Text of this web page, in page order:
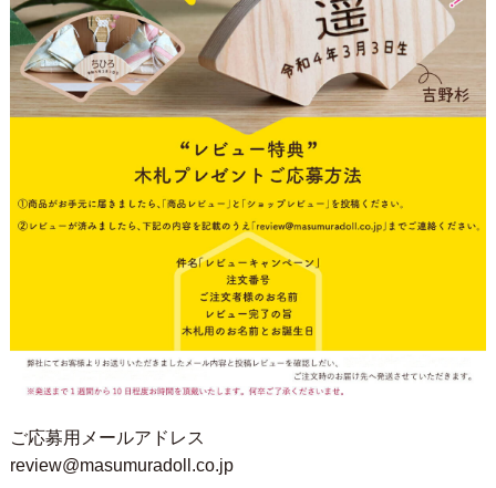
ご応募用メールアドレス
review@masumuradoll.co.jp